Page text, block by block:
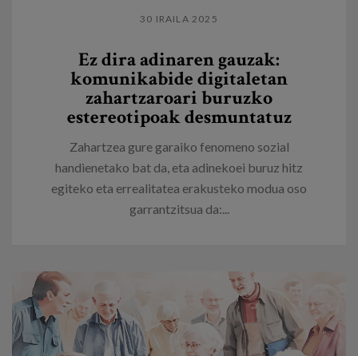
30 IRAILA 2025
Ez dira adinaren gauzak:
komunikabide digitaletan
zahartzaroari buruzko
estereotipoak desmuntatuz
Zahartzea gure garaiko fenomeno sozial
handienetako bat da, eta adinekoei buruz hitz
egiteko eta errealitatea erakusteko modua oso
garrantzitsua da:...